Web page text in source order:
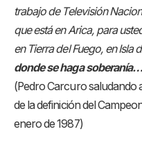
trabajo de Televisión
que está en Arica, para
en Tierra del Fuego, en Isla
donde se haga soberanía…
(Pedro Carcuro saludando
de la definición del
enero de 1987)